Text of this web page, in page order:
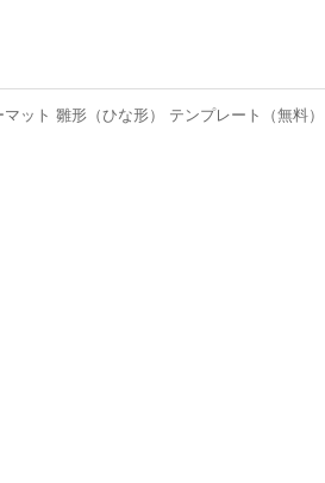
ット 雛形（ひな形） テンプレート（無料